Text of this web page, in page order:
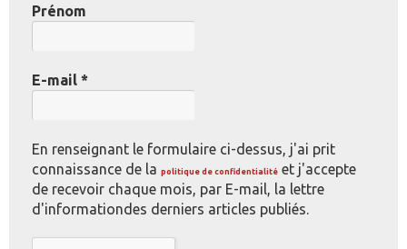
Prénom
E-mail *
En renseignant le formulaire ci-dessus, j'ai prit
connaissance de la politique de confidentialité et j'accepte
de recevoir chaque mois, par E-mail, la lettre
d'informationdes derniers articles publiés.